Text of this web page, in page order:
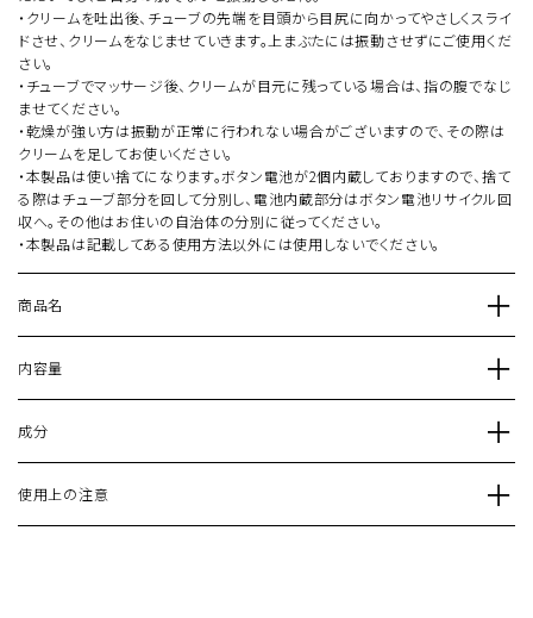
・クリームを吐出後、チューブの先端を目頭から目尻に向かってやさしくスライ
ドさせ、クリームをなじませていきます。上まぶたには振動させずにご使用くだ
さい。
・チューブでマッサージ後、クリームが目元に残っている場合は、指の腹でなじ
ませてください。
・乾燥が強い方は振動が正常に行われない場合がございますので、その際は
クリームを足してお使いください。
・本製品は使い捨てになります。ボタン電池が2個内蔵しておりますので、捨て
る際はチューブ部分を回して分別し、電池内蔵部分はボタン電池リサイクル回
収へ。その他はお住いの自治体の分別に従ってください。
・本製品は記載してある使用方法以外には使用しないでください。
商品名
内容量
成分
使用上の注意